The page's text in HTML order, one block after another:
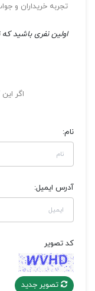
تجربه خریداران و
اولین نفری باشید
اگر
نام:
آدرس ایمیل:
کد تصویر
تصویر جدید